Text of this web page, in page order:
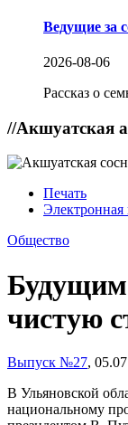
Ведущие за
2026-08-06
Рассказ о
//Акшуатская
Печать
Электронная
Общество
чистую
Выпуск №27,
В Ульяновской
национальному